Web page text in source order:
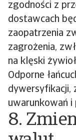
zgodności z
dostawcach
zaopatrzenia
zagrożenia,
na klęski
Odporne
dywersyfikacji,
uwarunkowań i
8.